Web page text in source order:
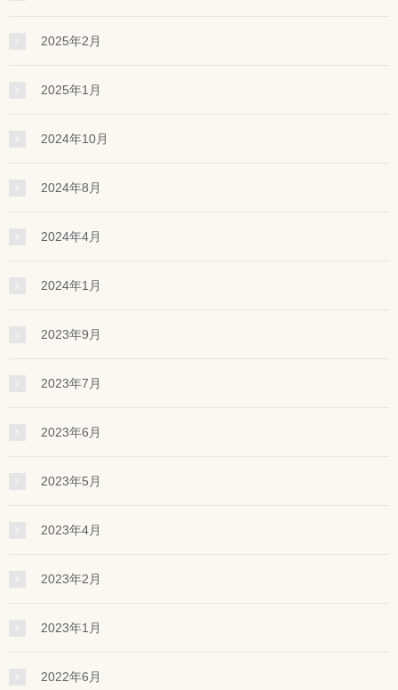
2025年2月
2025年1月
2024年10月
2024年8月
2024年4月
2024年1月
2023年9月
2023年7月
2023年6月
2023年5月
2023年4月
2023年2月
2023年1月
2022年6月